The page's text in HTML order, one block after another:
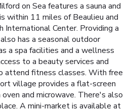
on Sea features a sauna and
within 11 miles of Beaulieu and
International Center. Providing a
has a seasonal outdoor
a spa facilities and a wellness
to a beauty services and
attend fitness classes. With free
village provides a flat-screen
and microwave. There's also
A mini-market is available at